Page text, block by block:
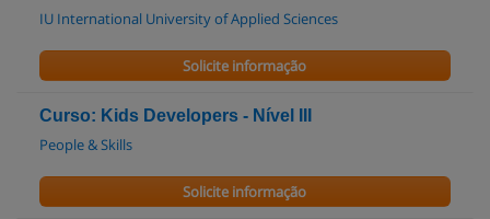
IU International University of Applied Sciences
Solicite informação
Curso: Kids Developers - Nível III
People & Skills
Solicite informação